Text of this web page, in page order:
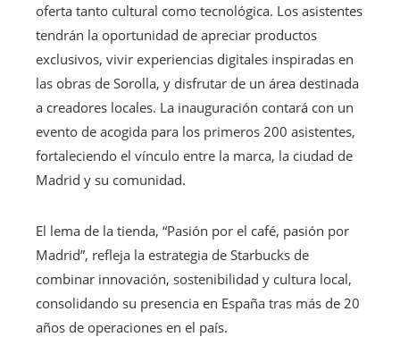
oferta tanto cultural como tecnológica. Los asistentes
tendrán la oportunidad de apreciar productos
exclusivos, vivir experiencias digitales inspiradas en
las obras de Sorolla, y disfrutar de un área destinada
a creadores locales. La inauguración contará con un
evento de acogida para los primeros 200 asistentes,
fortaleciendo el vínculo entre la marca, la ciudad de
Madrid y su comunidad.
El lema de la tienda, “Pasión por el café, pasión por
Madrid”, refleja la estrategia de Starbucks de
combinar innovación, sostenibilidad y cultura local,
consolidando su presencia en España tras más de 20
años de operaciones en el país.